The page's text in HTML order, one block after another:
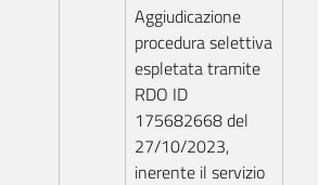
Aggiudicazione
procedura selettiva
espletata tramite
RDO ID
175682668 del
27/10/2023,
inerente il servizio